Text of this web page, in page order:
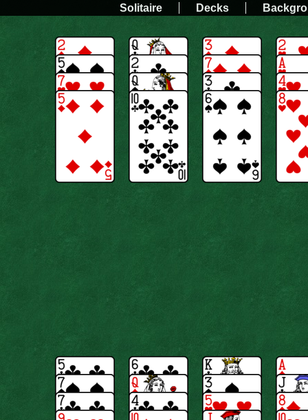
Solitaire Decks